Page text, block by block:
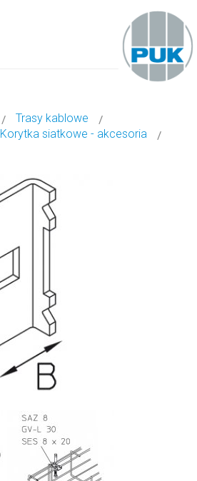
Trasy kablowe
Korytka siatkowe - akcesoria